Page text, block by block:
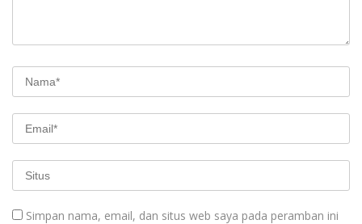
Simpan nama, email, dan situs web saya pada peramban ini